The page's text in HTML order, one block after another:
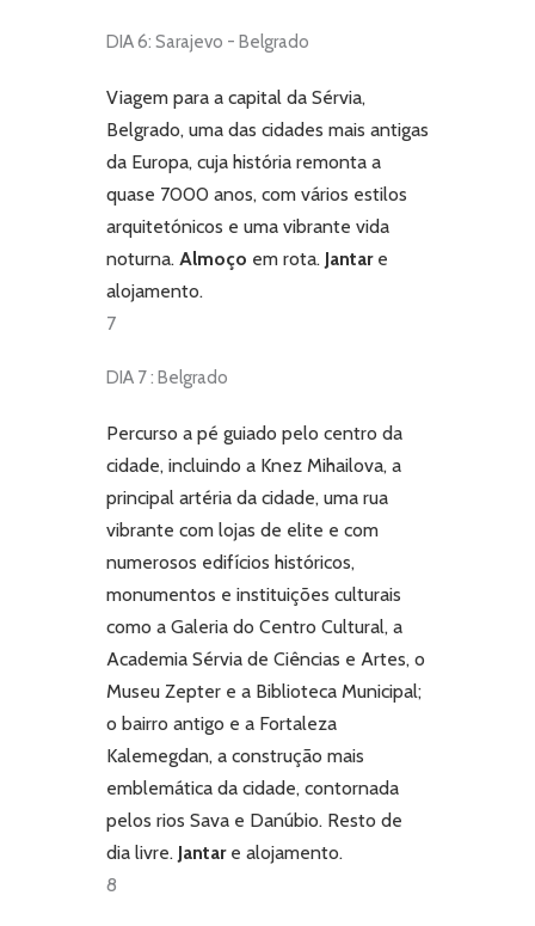
DIA 6: Sarajevo - Belgrado
Viagem para a capital da Sérvia,
Belgrado, uma das cidades mais antigas
da Europa, cuja história remonta a
quase 7000 anos, com vários estilos
arquitetónicos e uma vibrante vida
noturna. Almoço em rota. Jantare
alojamento.
7
DIA 7 : Belgrado
Percurso a pé guiado pelo centro da
cidade, incluindo a Knez Mihailova, a
principal artéria da cidade, uma rua
vibrante com lojas de elite e com
numerosos edifícios históricos,
monumentos e instituições culturais
como a Galeria do Centro Cultural, a
Academia Sérvia de Ciências e Artes, o
Museu Zepter e a Biblioteca Municipal;
o bairro antigo e a Fortaleza
Kalemegdan, a construção mais
emblemática da cidade, contornada
pelos rios Sava e Danúbio. Resto de
dia livre. Jantare alojamento.
8